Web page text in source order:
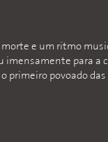
e um ritmo
imensamente para a
primeiro povoado